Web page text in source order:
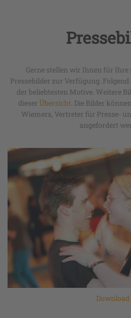
Gerne stellen wir Ihnen für
Pressebilder zur Verfügung.
der beliebtesten Motive. Weitere
dieser Übersicht . Die Bilder
Wiemers, Vertreter für Presse-
angefordert
Download